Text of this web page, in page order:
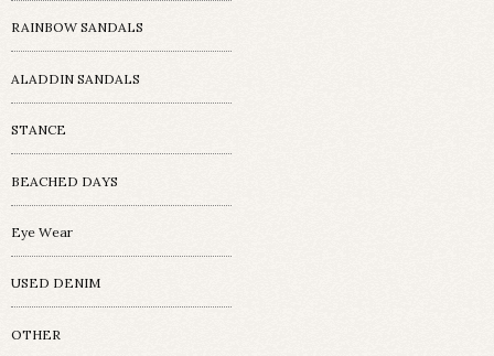
RAINBOW SANDALS
ALADDIN SANDALS
STANCE
BEACHED DAYS
Eye Wear
USED DENIM
OTHER